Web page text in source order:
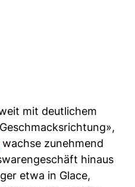
mit deutlichem
wachse zunehmend
hinaus
etwa in Glace,